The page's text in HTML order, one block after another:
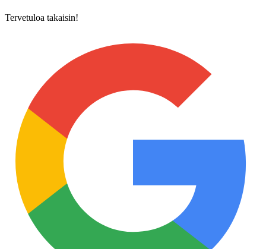
Tervetuloa takaisin!